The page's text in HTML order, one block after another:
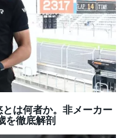
は何者か。非メーカー
を徹底解剖